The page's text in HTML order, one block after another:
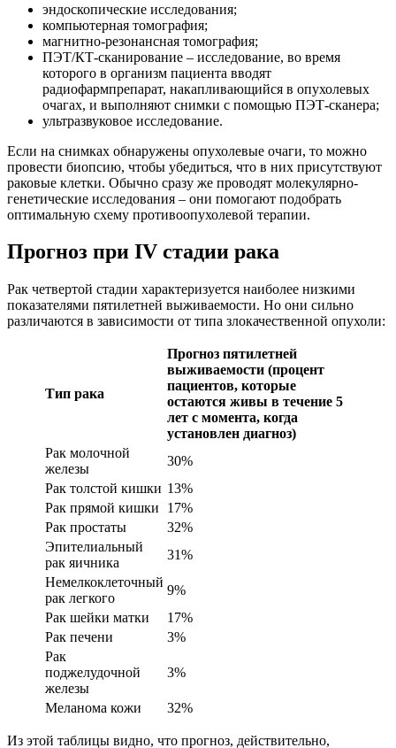
эндоскопические исследования;
компьютерная томография;
магнитно-резонансная томография;
ПЭТ/КТ-сканирование – исследование, во время
которого в организм пациента вводят
радиофармпрепарат, накапливающийся в опухолевых
очагах, и выполняют снимки с помощью ПЭТ-сканера;
ультразвуковое исследование.
Если на снимках обнаружены опухолевые очаги, то можно
провести биопсию, чтобы убедиться, что в них присутствуют
раковые клетки. Обычно сразу же проводят молекулярно-
генетические исследования – они помогают подобрать
оптимальную схему противоопухолевой терапии.
Прогноз при IV стадии рака
Рак четвертой стадии характеризуется наиболее низкими
показателями пятилетней выживаемости. Но они сильно
различаются в зависимости от типа злокачественной опухоли:
Тип рака
Прогноз пятилетней
выживаемости (процент
пациентов, которые
остаются живы в течение 5
лет с момента, когда
установлен диагноз)
Рак молочной
железы
30%
Рак толстой кишки 13%
Рак прямой кишки
17%
Рак простаты
32%
Эпителиальный
рак яичника
31%
Немелкоклеточный
рак легкого
9%
Рак шейки матки
17%
Рак печени
3%
Рак
поджелудочной
железы
3%
Меланома кожи 32%
Из этой таблицы видно, что прогноз, действительно,